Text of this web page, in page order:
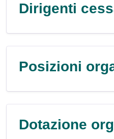
Dirigenti
Posizioni
Dotazione